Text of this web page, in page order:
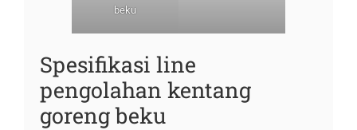
beku
Spesifikasi line
pengolahan kentang
goreng beku